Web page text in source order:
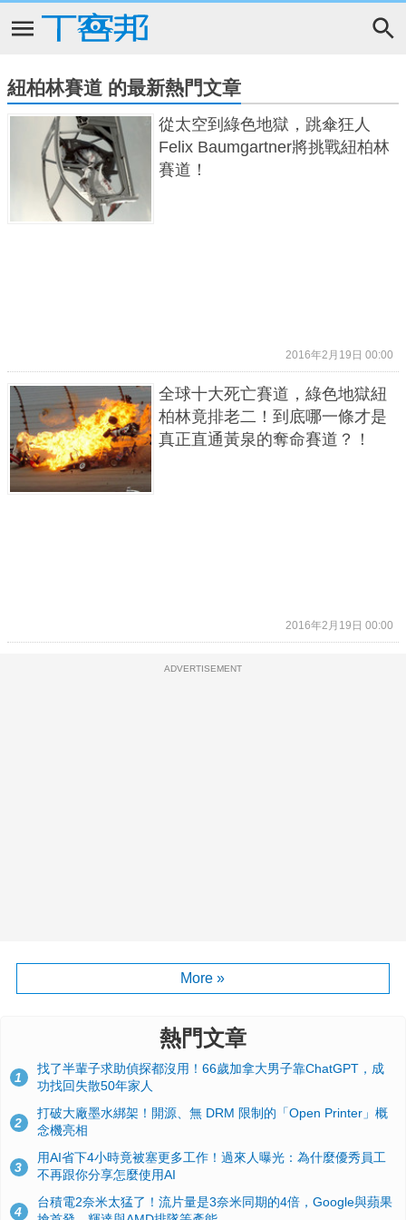
紐柏林賽道 的最新熱門文章
從太空到綠色地獄，跳傘狂人
Felix Baumgartner將挑戰紐柏林
賽道！
2016年2月19日 00:00
全球十大死亡賽道，綠色地獄紐
柏林竟排老二！到底哪一條才是
真正直通黃泉的奪命賽道？！
2016年2月19日 00:00
ADVERTISEMENT
More »
熱門文章
1
找了半輩子求助偵探都沒用！66歲加拿大男子靠ChatGPT，成
功找回失散50年家人
2
打破大廠墨水綁架！開源、無 DRM 限制的「Open Printer」概
念機亮相
3
用AI省下4小時竟被塞更多工作！過來人曝光：為什麼優秀員工
不再跟你分享怎麼使用AI
4
台積電2奈米太猛了！流片量是3奈米同期的4倍，Google與蘋果